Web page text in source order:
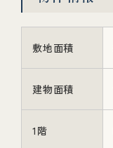
敷地面積
建物面積
1階